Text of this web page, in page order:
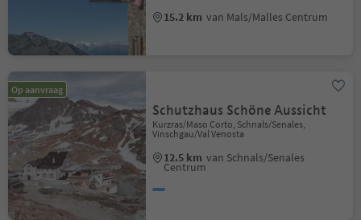
15.2 km van Mals/Malles Centrum
Op aanvraag
Schutzhaus Schöne Aussicht
Kurzras/Maso Corto, Schnals/Senales,
Vinschgau/Val Venosta
12.5 km van Schnals/Senales
Centrum